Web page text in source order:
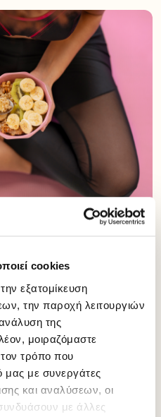
cookies
εξατομίκευση
την παροχή λειτουργιών
της
μοιραζόμαστε
τρόπο που
μας με συνεργάτες
και αναλύσεων, οι
με άλλες
απογευματινό
και την αποκατάσταση του
στην:
διατήρηση της ενέργειας
υδατάνθρακες σε βοηθά
τη διάρκεια της